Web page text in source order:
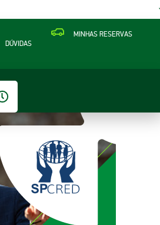
MINHAS RESERVAS
DÚVIDAS